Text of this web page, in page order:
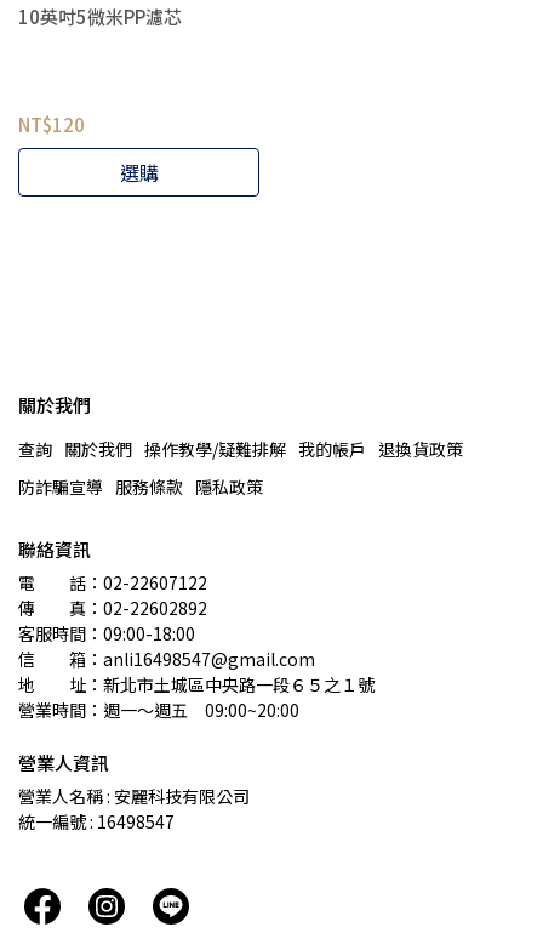
10英吋5微米PP濾芯
NT$120
選購
關於我們
查詢 關於我們 操作教學/疑難排解 我的帳戶
退換貨政策
防詐騙宣導 服務條款 隱私政策
聯絡資訊
電　　話：02-22607122
傳　　真：02-22602892
客服時間：09:00-18:00
信　　箱：anli16498547@gmail.com
地　　址：新北市土城區中央路一段６５之１號
營業時間：週一～週五　09:00~20:00
營業人資訊
營業人名稱 : 安麗科技有限公司
統一編號 : 16498547